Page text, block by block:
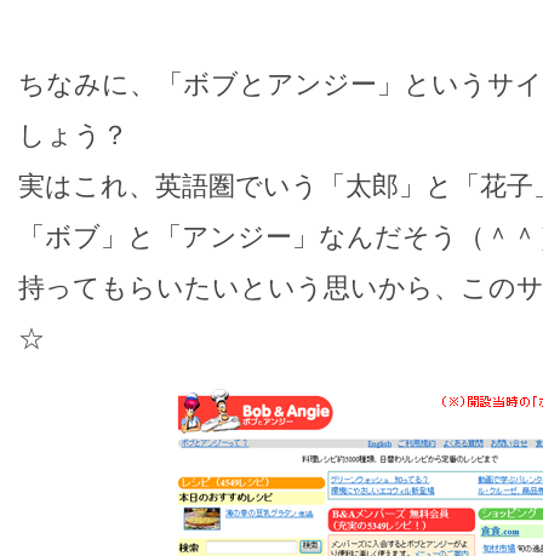
ちなみに、「ボブとアンジー」というサ
しょう？
実はこれ、英語圏でいう「太郎」と「花
「ボブ」と「アンジー」なんだそう（＾
持ってもらいたいという思いから、この
☆